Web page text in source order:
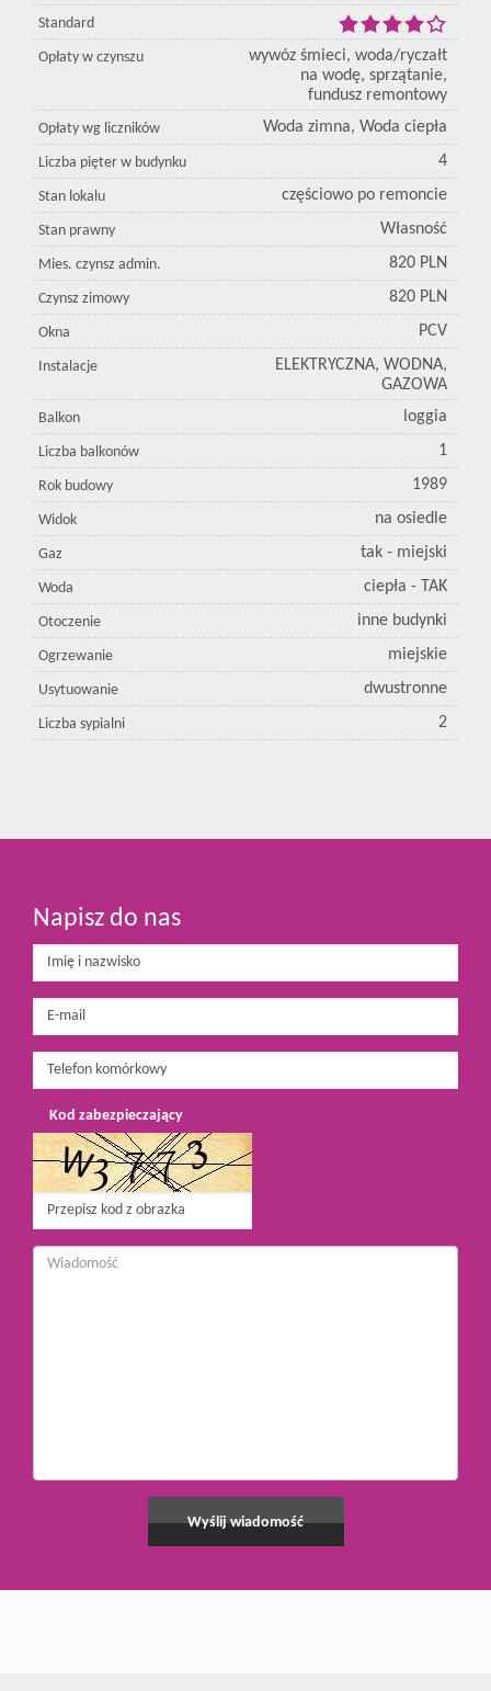
Standard
Opłaty w czynszu
wywóz śmieci, woda/ryczałt
na wodę, sprzątanie,
fundusz remontowy
Opłaty wg liczników Woda zimna, Woda ciepła
Liczba pięter w budynku 4
Stan lokalu częściowo po remoncie
Stan prawny Własność
Mies. czynsz admin. 820 PLN
Czynsz zimowy 820 PLN
Okna PCV
Instalacje
ELEKTRYCZNA, WODNA,
GAZOWA
Balkon loggia
Liczba balkonów 1
Rok budowy 1989
Widok na osiedle
Gaz tak - miejski
Woda ciepła - TAK
Otoczenie inne budynki
Ogrzewanie miejskie
Usytuowanie dwustronne
Liczba sypialni 2
Napisz do nas
Kod zabezpieczający